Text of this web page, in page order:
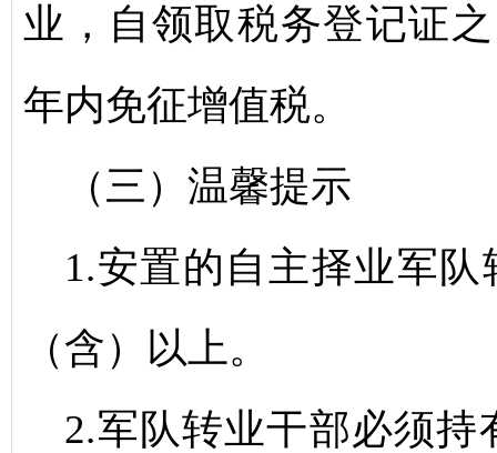
业，自领取税务登记证
年内免征增值税。
（三）温馨提示
1.安置的自主择业军
（含）以上。
2.军队转业干部必须